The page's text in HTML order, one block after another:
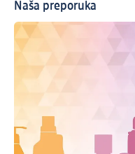
Naša preporuka